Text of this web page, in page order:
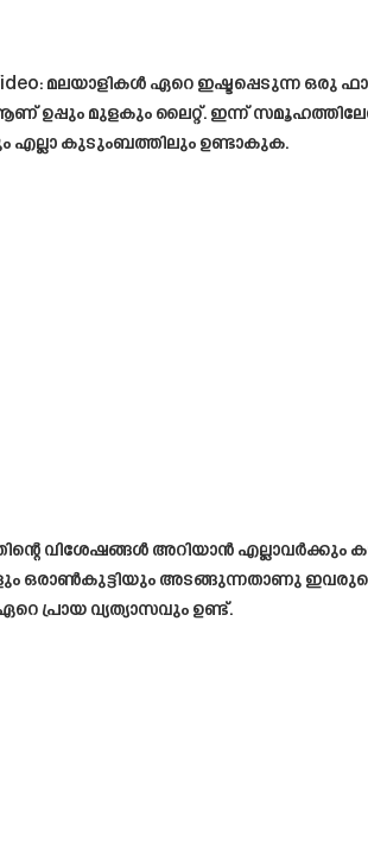
Video: മലയാളികൾ ഏറെ ഇഷ്ടപ്പെടുന്ന ഒരു
ഉപ്പും മുളകും ലൈറ്റ്. ഇന്ന്
എല്ലാ കുടുംബത്തിലും ഉണ്ടാകുക.
വിശേഷങ്ങൾ അറിയാൻ
ഒരാൺകുട്ടിയും അടങ്ങുന്നതാണു
പ്രായ വ്യത്യാസവും ഉണ്ട്.